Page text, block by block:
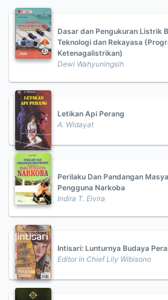
Dasar dan Pengukuran Listrik
Teknologi dan Rekayasa
Ketenagalistrikan)
Dewi Wahyuningsih
Letikan Api Perang
A. Widayat
Perilaku Dan Pandangan
Pengguna Narkoba
Indira T. Elvira
Intisari: Lunturnya Budaya
Editor in Chief Lily Wibisono